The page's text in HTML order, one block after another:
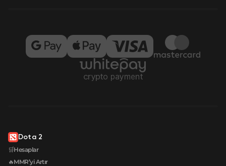
Dota 2
🛒Hesaplar
🔥MMR’yi Artır